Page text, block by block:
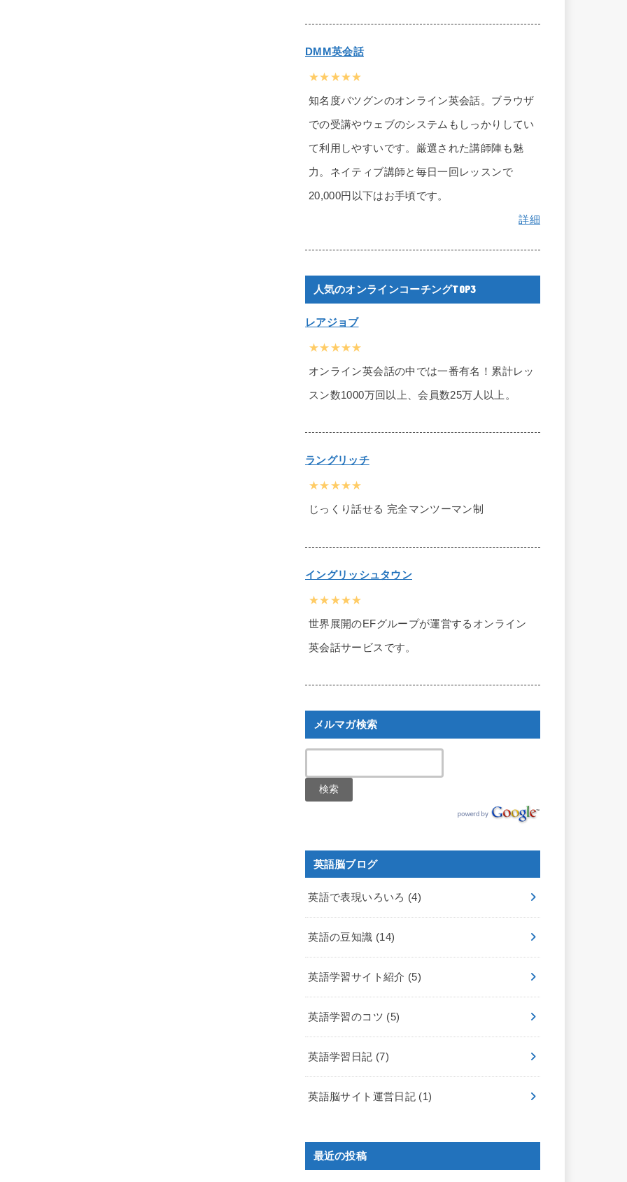
DMM英会話
★★★★★
知名度バツグンのオンライン英会話。ブラウザ
での受講やウェブのシステムもしっかりしてい
て利用しやすいです。厳選された講師陣も魅
力。ネイティブ講師と毎日一回レッスンで
20,000円以下はお手頃です。
詳細
人気のオンラインコーチングTOP3
レアジョブ
★★★★★
オンライン英会話の中では一番有名！累計レッ
スン数1000万回以上、会員数25万人以上。
ラングリッチ
★★★★★
じっくり話せる 完全マンツーマン制
イングリッシュタウン
★★★★★
世界展開のEFグループが運営するオンライン
英会話サービスです。
メルマガ検索
英語脳ブログ
英語で表現いろいろ (4)
英語の豆知識 (14)
英語学習サイト紹介 (5)
英語学習のコツ (5)
英語学習日記 (7)
英語脳サイト運営日記 (1)
最近の投稿